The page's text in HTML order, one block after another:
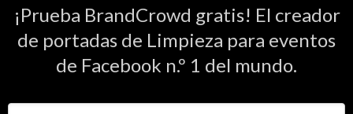
¡Prueba BrandCrowd gratis! El creador
de portadas de Limpieza para eventos
de Facebook n.º 1 del mundo.